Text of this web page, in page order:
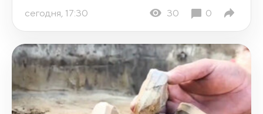
сегодня, 17:30 30 0